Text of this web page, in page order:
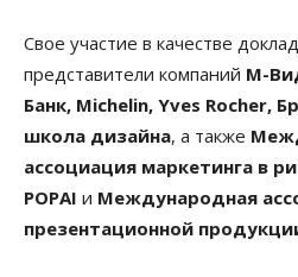
Свое участие в качестве
представители компаний М-
Банк, Michelin, Yves Rocher,
школа дизайна, а также
ассоциация маркетинга в
POPAI и Международная
презентационной